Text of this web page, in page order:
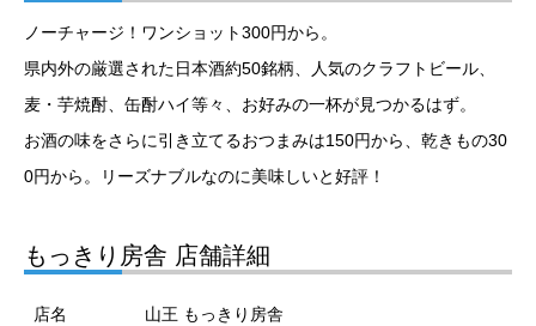
ノーチャージ！ワンショット300円から。
県内外の厳選された日本酒約50銘柄、人気のクラフトビール、
麦・芋焼酎、缶酎ハイ等々、お好みの一杯が見つかるはず。
お酒の味をさらに引き立てるおつまみは150円から、乾きもの30
0円から。リーズナブルなのに美味しいと好評！
もっきり房舎 店舗詳細
店名 山王 もっきり房舎